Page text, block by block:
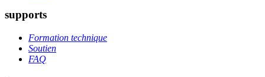
supports
Formation technique
Soutien
FAQ